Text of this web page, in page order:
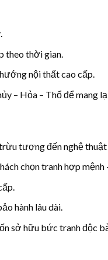
theo thời gian.
nội thất cao cấp.
– Hỏa – Thổ để mang
tượng đến nghệ thuật
chọn tranh hợp mệnh
hành lâu dài.
sở hữu bức tranh độc